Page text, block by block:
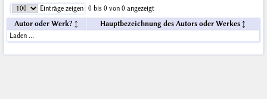
Einträge zeigen
0 bis 0 von 0 angezeigt
Autor oder Werk?
Hauptbezeichnung des Autors oder Werkes
Laden …